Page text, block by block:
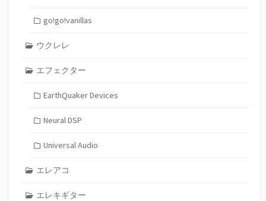
go!go!vanillas
ウクレレ
エフェクター
EarthQuaker Devices
Neural DSP
Universal Audio
エレアコ
エレキギター